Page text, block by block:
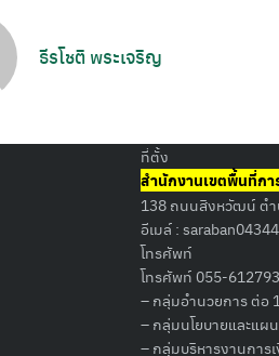
ธีรโชติ พระเจริญ
ที่ตั้ง
สำนักงานเขตพื้นที่ก
138 ถนนสิงหวัฒน์ ตำ
อีเมล์ :
โทรศัพท์
โทรศัพท์ 055-
– กลุ่มอำนวยการ ต่อ
– กลุ่มนโยบายและแผ
– กลุ่มบริหารงานการ